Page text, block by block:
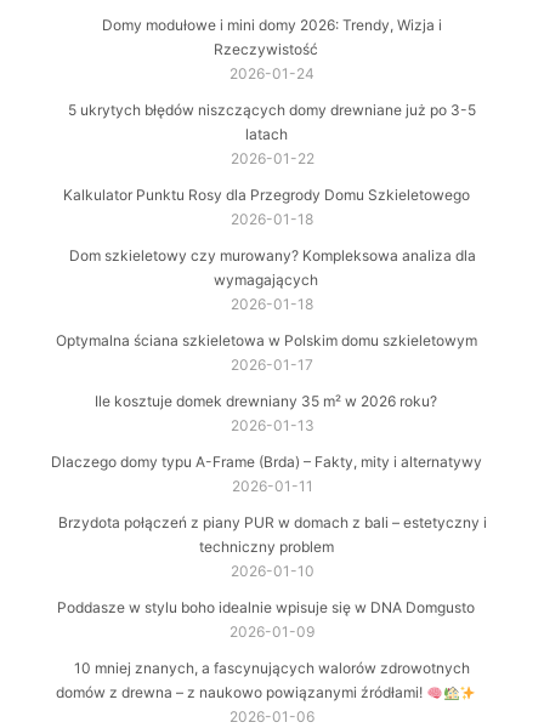
Domy modułowe i mini domy 2026: Trendy, Wizja i
Rzeczywistość
2026-01-24
5 ukrytych błędów niszczących domy drewniane już po 3-5
latach
2026-01-22
Kalkulator Punktu Rosy dla Przegrody Domu Szkieletowego
2026-01-18
Dom szkieletowy czy murowany? Kompleksowa analiza dla
wymagających
2026-01-18
Optymalna ściana szkieletowa w Polskim domu szkieletowym
2026-01-17
Ile kosztuje domek drewniany 35 m² w 2026 roku?
2026-01-13
Dlaczego domy typu A-Frame (Brda) – Fakty, mity i alternatywy
2026-01-11
Brzydota połączeń z piany PUR w domach z bali – estetyczny i
techniczny problem
2026-01-10
Poddasze w stylu boho idealnie wpisuje się w DNA Domgusto
2026-01-09
10 mniej znanych, a fascynujących walorów zdrowotnych
domów z drewna – z naukowo powiązanymi źródłami!
2026-01-06